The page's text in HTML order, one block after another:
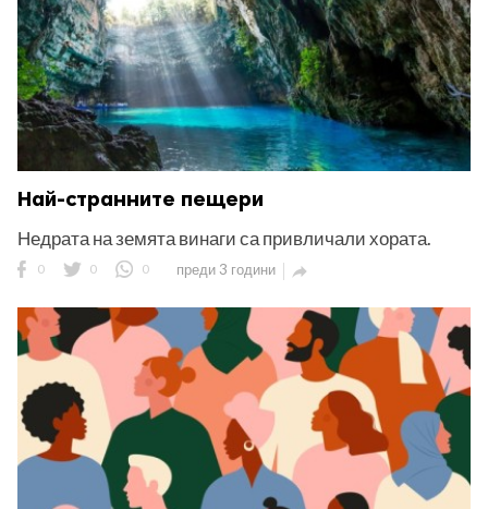
Най-странните пещери
Недрата на земята винаги са привличали хората.
0 0 0 преди 3 години 